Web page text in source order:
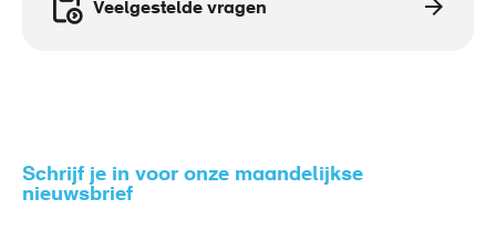
Veelgestelde vragen
Schrijf je in voor onze maandelijkse
nieuwsbrief